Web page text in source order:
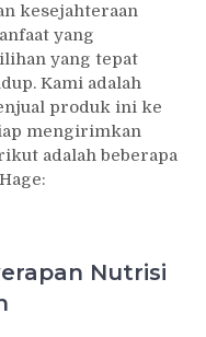
kesejahteraan
yang
yang tepat
Kami adalah
produk ini ke
mengirimkan
adalah beberapa
Nutrisi